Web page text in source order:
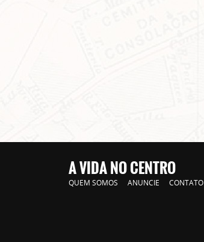
A VIDA NO CENTRO
QUEM SOMOS ANUNCIE CONTATO